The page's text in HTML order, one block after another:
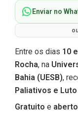
Enviar no
Entre os dias 10
Rocha, na
Bahia (UESB),
Paliativos e
Gratuito e